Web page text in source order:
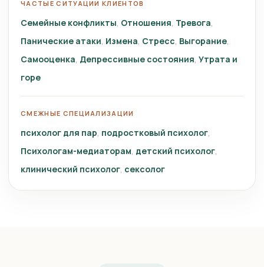
ЧАСТЫЕ СИТУАЦИИ КЛИЕНТОВ
Семейные конфликты Отношения Тревога
Панические атаки Измена Стресс Выгорание
Самооценка Депрессивные состояния Утрата и
горе
СМЕЖНЫЕ СПЕЦИАЛИЗАЦИИ
психолог для пар подростковый психолог
Психологам-медиаторам детский психолог
клинический психолог сексолог